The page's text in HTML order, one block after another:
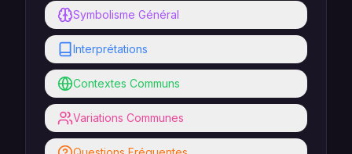
Symbolisme Général
Interprétations
Contextes Communs
Variations Communes